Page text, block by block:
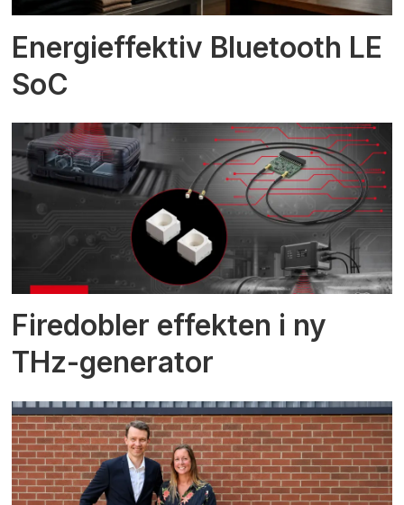
Energieffektiv Bluetooth LE
SoC
Firedobler effekten i ny
THz-generator